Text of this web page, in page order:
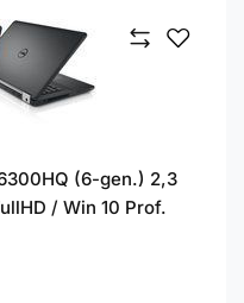
(6-gen.) 2,3
/ Win 10 Prof.